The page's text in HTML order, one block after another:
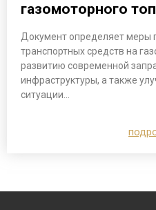
газомоторного
Документ определяет меры
транспортных средств на
развитию современной
инфраструктуры, а также
ситуации…